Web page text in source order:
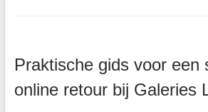
Praktische gids voor een
online retour bij Galeries